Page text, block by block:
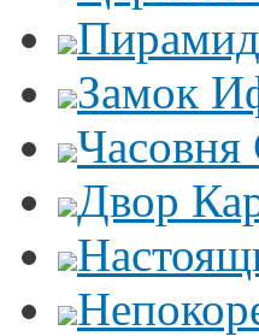
Замок
Двор